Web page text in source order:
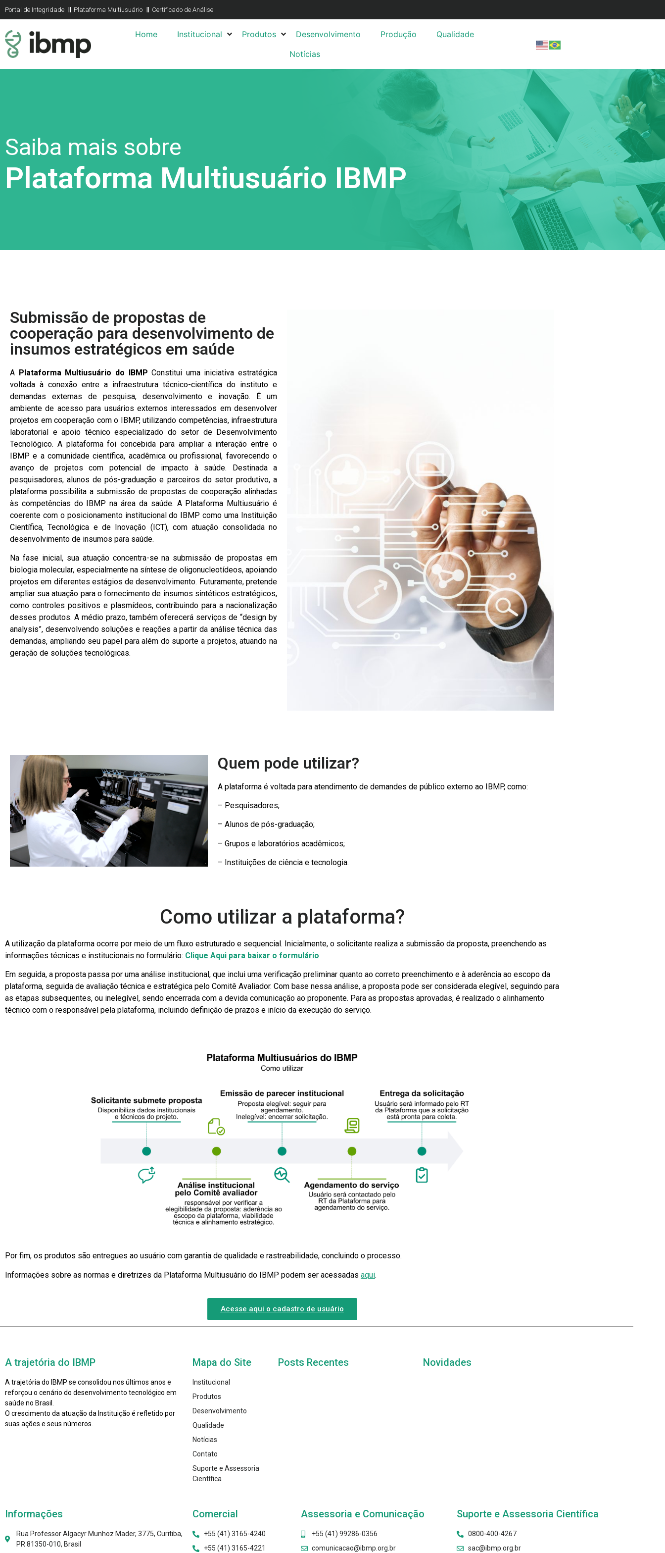
Portal de Integridade Plataforma Multiusuário Certificado de Análise
Home Institucional Produtos Desenvolvimento Produção
Qualidade
Notícias
Saiba mais sobre
Plataforma Multiusuário IBMP
Submissão de propostas de
cooperação para desenvolvimento de
insumos estratégicos em saúde
A Plataforma Multiusuário do IBMP Constitui uma iniciativa estratégica
voltada à conexão entre a infraestrutura técnico-científica do instituto e
demandas externas de pesquisa, desenvolvimento e inovação. É um
ambiente de acesso para usuários externos interessados em desenvolver
projetos em cooperação com o IBMP, utilizando competências, infraestrutura
laboratorial e apoio técnico especializado do setor de Desenvolvimento
Tecnológico. A plataforma foi concebida para ampliar a interação entre o
IBMP e a comunidade científica, acadêmica ou profissional, favorecendo o
avanço de projetos com potencial de impacto à saúde. Destinada a
pesquisadores, alunos de pós-graduação e parceiros do setor produtivo, a
plataforma possibilita a submissão de propostas de cooperação alinhadas
às competências do IBMP na área da saúde. A Plataforma Multiusuário é
coerente com o posicionamento institucional do IBMP como uma Instituição
Científica, Tecnológica e de Inovação (ICT), com atuação consolidada no
desenvolvimento de insumos para saúde.
Na fase inicial, sua atuação concentra-se na submissão de propostas em
biologia molecular, especialmente na síntese de oligonucleotídeos, apoiando
projetos em diferentes estágios de desenvolvimento. Futuramente, pretende
ampliar sua atuação para o fornecimento de insumos sintéticos estratégicos,
como controles positivos e plasmídeos, contribuindo para a nacionalização
desses produtos. A médio prazo, também oferecerá serviços de “design by
analysis”, desenvolvendo soluções e reações a partir da análise técnica das
demandas, ampliando seu papel para além do suporte a projetos, atuando na
geração de soluções tecnológicas.
Quem pode utilizar?
A plataforma é voltada para atendimento de demandes de público externo ao IBMP, como:
– Pesquisadores;
– Alunos de pós-graduação;
– Grupos e laboratórios acadêmicos;
– Instituições de ciência e tecnologia.
Como utilizar a plataforma?
A utilização da plataforma ocorre por meio de um fluxo estruturado e sequencial. Inicialmente, o solicitante realiza a submissão da proposta, preenchendo as
informações técnicas e institucionais no formulário: Clique Aqui para baixar o formulário
Em seguida, a proposta passa por uma análise institucional, que inclui uma verificação preliminar quanto ao correto preenchimento e à aderência ao escopo da
plataforma, seguida de avaliação técnica e estratégica pelo Comitê Avaliador. Com base nessa análise, a proposta pode ser considerada elegível, seguindo para
as etapas subsequentes, ou inelegível, sendo encerrada com a devida comunicação ao proponente. Para as propostas aprovadas, é realizado o alinhamento
técnico com o responsável pela plataforma, incluindo definição de prazos e início da execução do serviço.
Por fim, os produtos são entregues ao usuário com garantia de qualidade e rastreabilidade, concluindo o processo.
Informações sobre as normas e diretrizes da Plataforma Multiusuário do IBMP podem ser acessadas aqui.
Acesse aqui o cadastro de usuário
A trajetória do IBMP
A trajetória do IBMP se consolidou nos últimos anos e
reforçou o cenário do desenvolvimento tecnológico em
saúde no Brasil.
O crescimento da atuação da Instituição é refletido por
suas ações e seus números.
Mapa do Site
Institucional
Produtos
Desenvolvimento
Qualidade
Notícias
Contato
Suporte e Assessoria
Científica
Posts Recentes Novidades
Informações
Rua Professor Algacyr Munhoz Mader, 3775, Curitiba,
PR 81350-010, Brasil
Comercial
+55 (41) 3165-4240
+55 (41) 3165-4221
Assessoria e Comunicação
+55 (41) 99286-0356
comunicacao@ibmp.org.br
Suporte e Assessoria Científica
0800-400-4267
sac@ibmp.org.br